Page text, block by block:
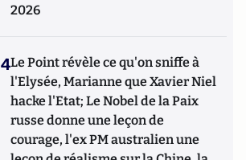
2026
4Le Point révèle ce qu'on sniffe à
l'Elysée, Marianne que Xavier Niel
hacke l'Etat; Le Nobel de la Paix
russe donne une leçon de
courage, l'ex PM australien une